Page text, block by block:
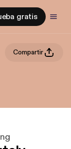
gratis
Compartir